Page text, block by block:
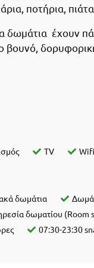
ποτήρια,
έχουν
TV Wifi
δωμάτια
δωματίου (Room
07:30-23:30